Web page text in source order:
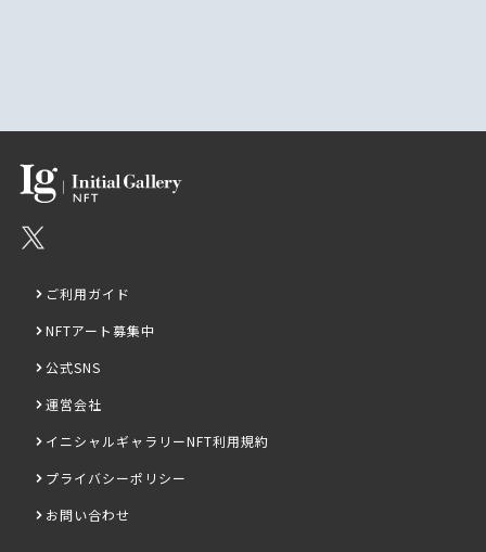
ご利用ガイド
NFTアート募集中
公式SNS
運営会社
イニシャルギャラリーNFT利用規約
プライバシーポリシー
お問い合わせ